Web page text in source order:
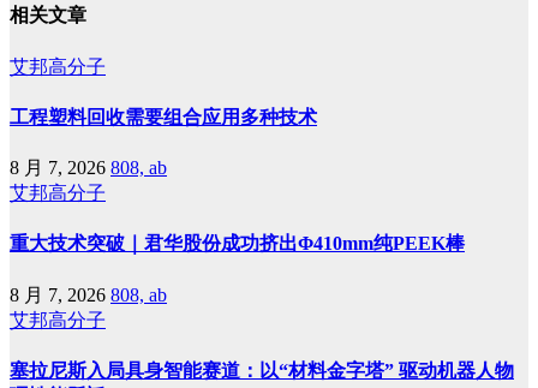
相关文章
艾邦高分子
工程塑料回收需要组合应用多种技术
8 月 7, 2026 808, ab
艾邦高分子
重大技术突破｜君华股份成功挤出Φ410mm纯PEEK棒
8 月 7, 2026 808, ab
艾邦高分子
塞拉尼斯入局具身智能赛道：以“材料金字塔” 驱动机器人物